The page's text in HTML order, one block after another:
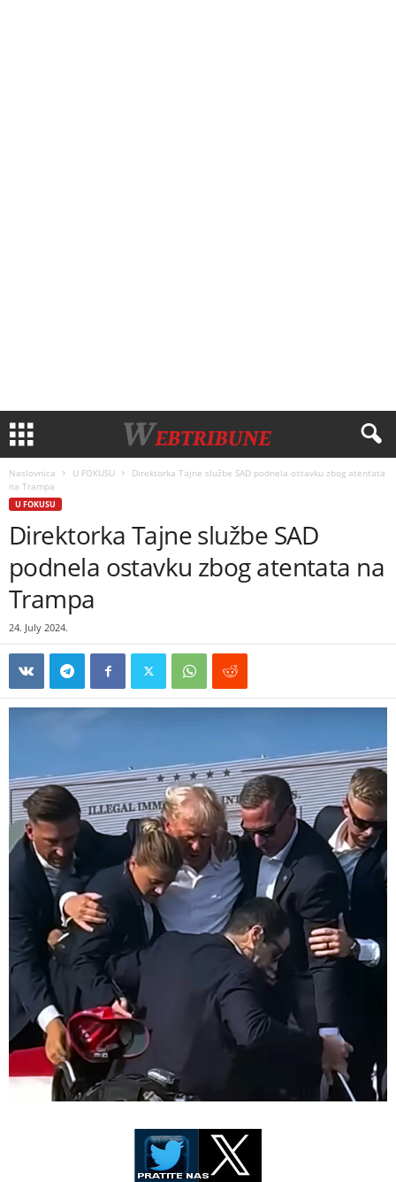
Naslovnica U FOKUSU
Direktorka Tajne službe SAD podnela ostavku zbog atentata
na Trampa
U FOKUSU
Direktorka Tajne službe SAD
podnela ostavku zbog atentata na
Trampa
24. July 2024.